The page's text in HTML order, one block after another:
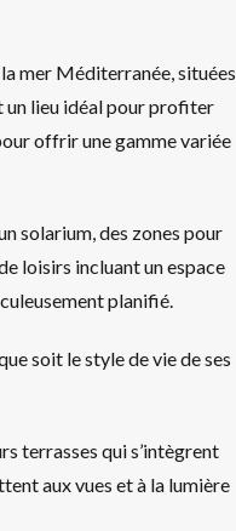
mer Méditerranée, situées
un lieu idéal pour profiter
offrir une gamme variée
solarium, des zones pour
loisirs incluant un espace
planifié.
soit le style de vie de ses
terrasses qui s’intègrent
aux vues et à la lumière